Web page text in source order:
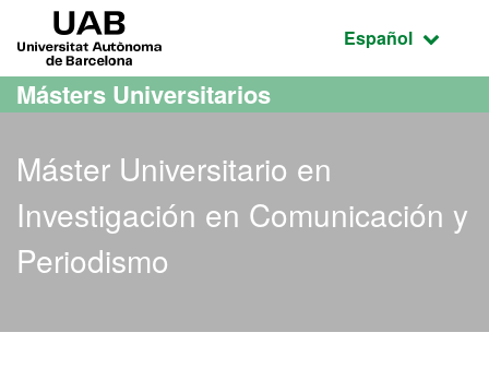
Acceso al contenido principal
Acceso a la navegación de la página
Idioma
Español
Másters Universitarios
Máster Universitario en
Investigación en Comunicación y
Periodismo